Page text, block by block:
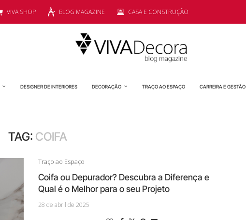
VIVA SHOP BLOG MAGAZINE CASA E CONSTRUÇÃO
DESIGNER DE INTERIORES DECORAÇÃO TRAÇO AO ESPAÇO CARREIRA E GESTÃO
TAG: COIFA
Traço ao Espaço
Coifa ou Depurador? Descubra a Diferença e
Qual é o Melhor para o seu Projeto
28 de abril de 2025